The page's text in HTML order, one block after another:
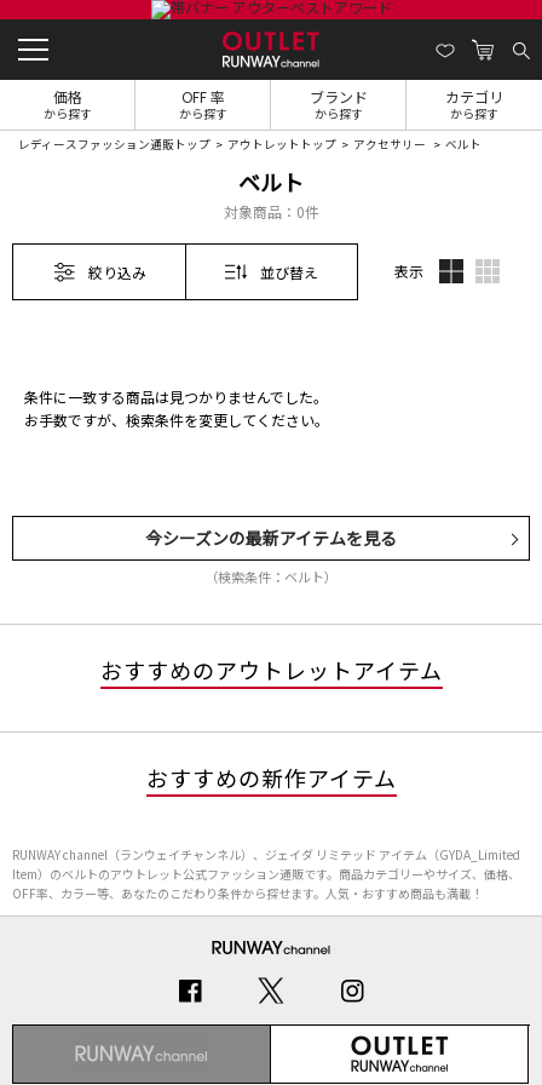
価格
から探す
OFF 率
から探す
ブランド
から探す
カテゴリ
から探す
レディースファッション通販トップ アウトレットトップ アクセサリー ベルト
ベルト
対象商品： 0件
絞り込み 並び替え 表示
条件に一致する商品は見つかりませんでした。
お手数ですが、検索条件を変更してください。
今シーズンの最新アイテムを見る
（検索条件：ベルト）
おすすめのアウトレットアイテム
おすすめの新作アイテム
RUNWAY channel（ランウェイチャンネル）、ジェイダ リミテッド アイテム（GYDA_Limited
Item）のベルトのアウトレット公式ファッション通販です。商品カテゴリーやサイズ、価格、
OFF率、カラー等、あなたのこだわり条件から探せます。人気・おすすめ商品も満載！